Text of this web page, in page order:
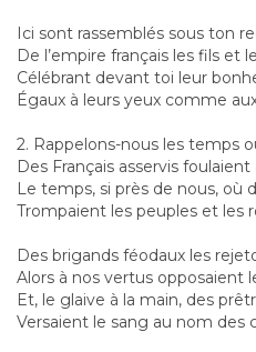
Ici sont rassemblés sous ton
De l’empire français les fils et
Célébrant devant toi leur
Égaux à leurs yeux comme
2. Rappelons-nous les temps
Des Français asservis
Le temps, si près de nous, où
Trompaient les peuples et les
Des brigands féodaux les
Alors à nos vertus opposaient
Et, le glaive à la main, des
Versaient le sang au nom des